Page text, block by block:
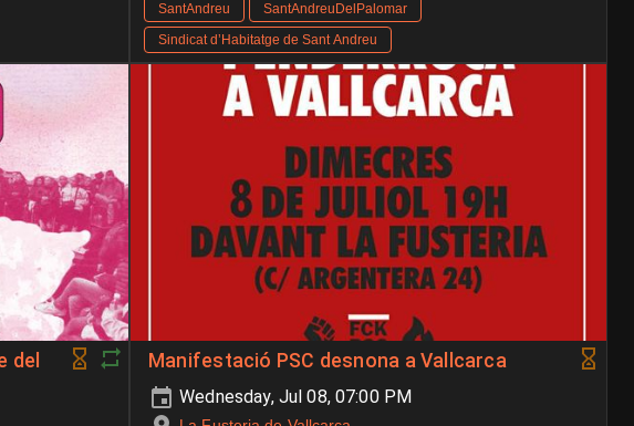
SantAndreu
SantAndreuDelPalomar
Sindicat d’Habitatge de Sant Andreu
del
Manifestació PSC desnona a Vallcarca
Wednesday, Jul 08, 07:00 PM